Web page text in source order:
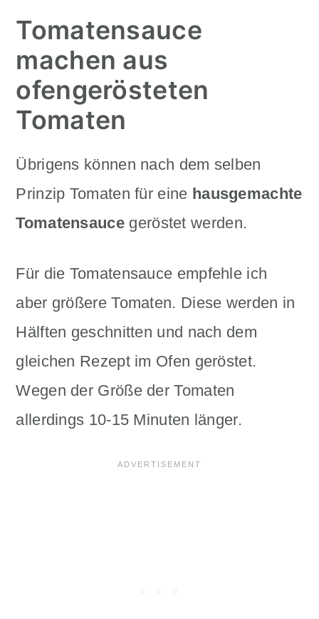
Tomatensauce
machen aus
ofengerösteten
Tomaten
Übrigens können nach dem selben
Prinzip Tomaten für eine hausgemachte
Tomatensauce geröstet werden.
Für die Tomatensauce empfehle ich
aber größere Tomaten. Diese werden in
Hälften geschnitten und nach dem
gleichen Rezept im Ofen geröstet.
Wegen der Größe der Tomaten
allerdings 10-15 Minuten länger.